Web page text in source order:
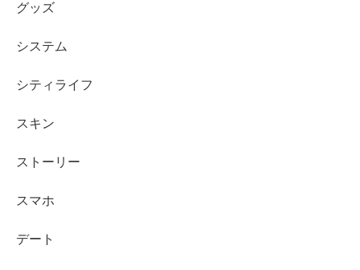
グッズ
システム
シティライフ
スキン
ストーリー
スマホ
デート